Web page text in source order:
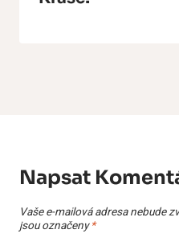
Napsat
Vaše e-mailová adresa nebude
jsou označeny*